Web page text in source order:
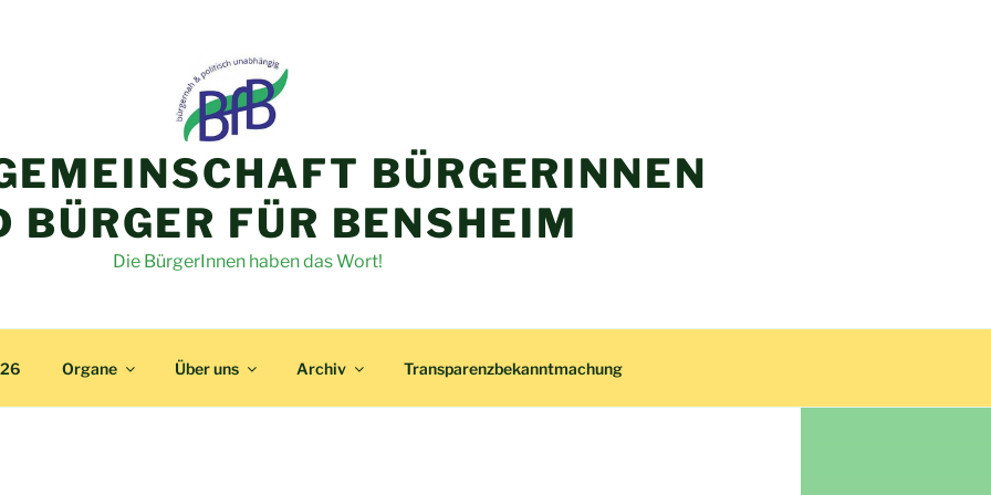
BÜRGERINNEN
BÜRGER FÜR BENSHEIM
Die BürgerInnen haben das Wort!
Organe Über uns Archiv Transparenzbekanntmachung